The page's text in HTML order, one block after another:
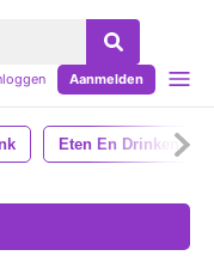
Aanmelden
Eten En Drinken